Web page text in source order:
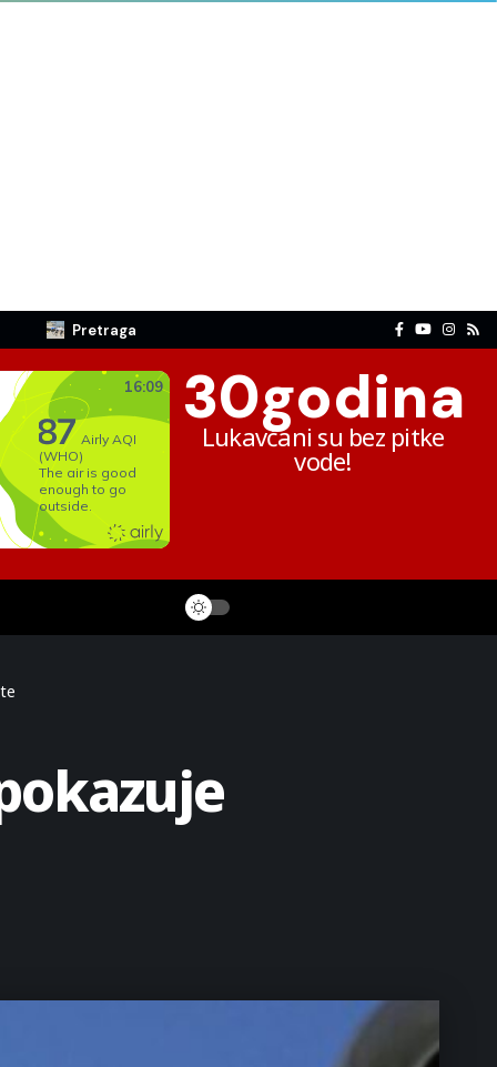
Pretraga
30godina
Lukavčani su bez pitke
vode!